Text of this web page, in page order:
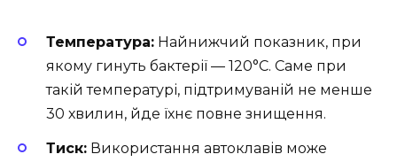
Температура: Найнижчий показник, при
якому гинуть бактерії — 120°C. Саме при
такій температурі, підтримуваній не менше
30 хвилин, йде їхнє повне знищення.
Тиск: Використання автоклавів може